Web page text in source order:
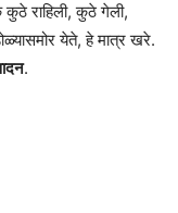
राहिली, कुठे गेली,
येते, हे मात्र खरे.
.